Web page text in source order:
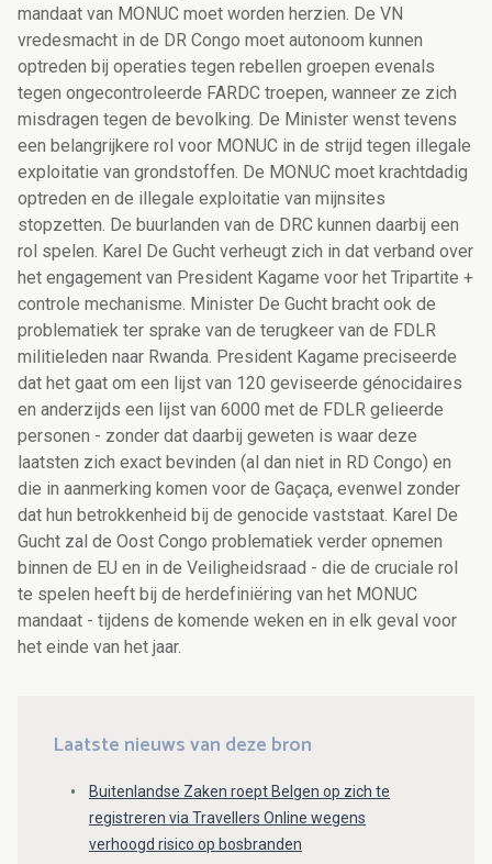
mandaat van MONUC moet worden herzien. De VN
vredesmacht in de DR Congo moet autonoom kunnen
optreden bij operaties tegen rebellen groepen evenals
tegen ongecontroleerde FARDC troepen, wanneer ze zich
misdragen tegen de bevolking. De Minister wenst tevens
een belangrijkere rol voor MONUC in de strijd tegen illegale
exploitatie van grondstoffen. De MONUC moet krachtdadig
optreden en de illegale exploitatie van mijnsites
stopzetten. De buurlanden van de DRC kunnen daarbij een
rol spelen. Karel De Gucht verheugt zich in dat verband over
het engagement van President Kagame voor het Tripartite +
controle mechanisme. Minister De Gucht bracht ook de
problematiek ter sprake van de terugkeer van de FDLR
militieleden naar Rwanda. President Kagame preciseerde
dat het gaat om een lijst van 120 geviseerde génocidaires
en anderzijds een lijst van 6000 met de FDLR gelieerde
personen - zonder dat daarbij geweten is waar deze
laatsten zich exact bevinden (al dan niet in RD Congo) en
die in aanmerking komen voor de Gaçaça, evenwel zonder
dat hun betrokkenheid bij de genocide vaststaat. Karel De
Gucht zal de Oost Congo problematiek verder opnemen
binnen de EU en in de Veiligheidsraad - die de cruciale rol
te spelen heeft bij de herdefiniëring van het MONUC
mandaat - tijdens de komende weken en in elk geval voor
het einde van het jaar.
Laatste nieuws van deze bron
Buitenlandse Zaken roept Belgen op zich te
registreren via Travellers Online wegens
verhoogd risico op bosbranden